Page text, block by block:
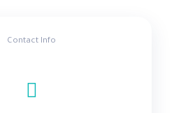
Contact Info